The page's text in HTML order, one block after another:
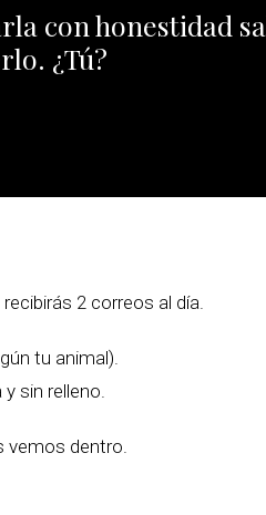
con honestidad
¿Tú?
2 correos al día.
tu animal).
sin relleno.
vemos dentro.